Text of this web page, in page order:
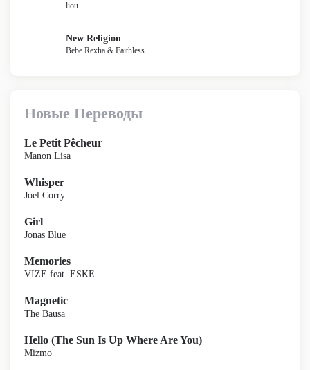
liou
New Religion
Bebe Rexha & Faithless
Новые Переводы
Le Petit Pêcheur
Manon Lisa
Whisper
Joel Corry
Girl
Jonas Blue
Memories
VIZE feat. ESKE
Magnetic
The Bausa
Hello (The Sun Is Up Where Are You)
Mizmo